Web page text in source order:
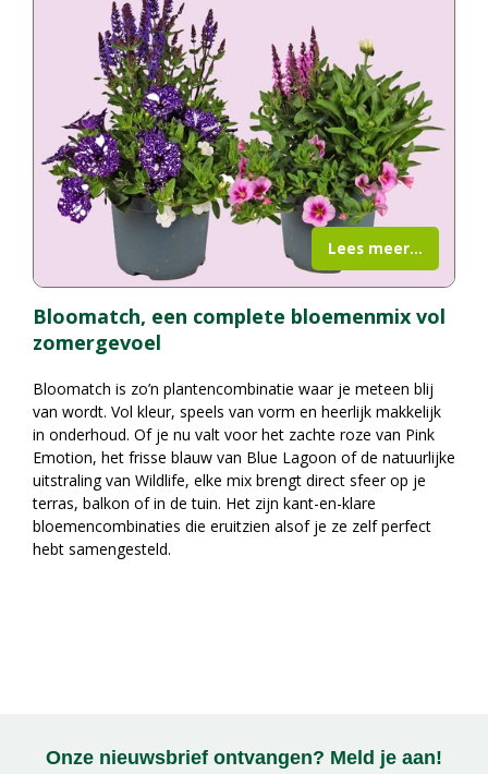
Bloomatch, een complete bloemenmix vol
zomergevoel
Bloomatch is zo’n plantencombinatie waar je meteen blij
van wordt. Vol kleur, speels van vorm en heerlijk makkelijk
in onderhoud. Of je nu valt voor het zachte roze van Pink
Emotion, het frisse blauw van Blue Lagoon of de natuurlijke
uitstraling van Wildlife, elke mix brengt direct sfeer op je
terras, balkon of in de tuin. Het zijn kant-en-klare
bloemencombinaties die eruitzien alsof je ze zelf perfect
hebt samengesteld.
Lees meer...
Onze nieuwsbrief ontvangen? Meld je aan!